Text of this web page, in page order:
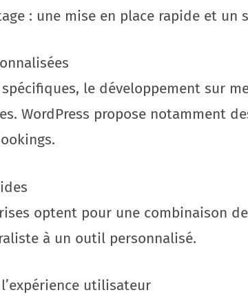
: une mise en place rapide et
le développement sur
WordPress propose notamment
optent pour une combinaison
à un outil personnalisé.
utilisateur